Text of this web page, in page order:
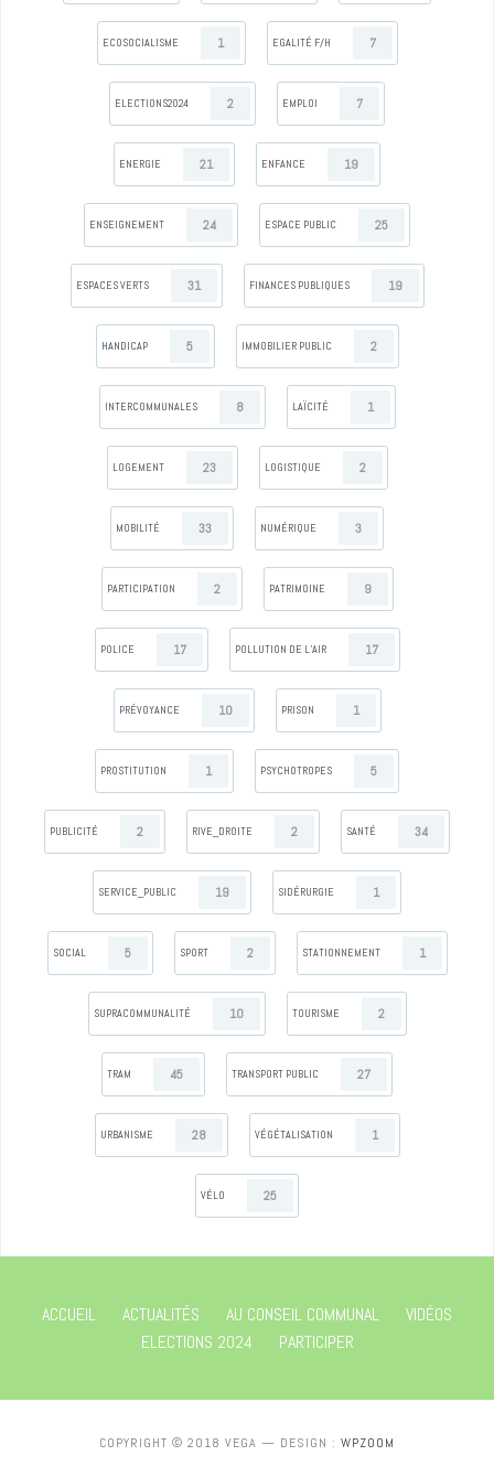
ECOSOCIALISME 1 EGALITÉ F/H 7
ELECTIONS2024 2 EMPLOI 7
ENERGIE 21 ENFANCE 19
ENSEIGNEMENT 24 ESPACE PUBLIC 25
ESPACES VERTS 31 FINANCES PUBLIQUES 19
HANDICAP 5 IMMOBILIER PUBLIC 2
INTERCOMMUNALES 8 LAÏCITÉ 1
LOGEMENT 23 LOGISTIQUE 2
MOBILITÉ 33 NUMÉRIQUE 3
PARTICIPATION 2 PATRIMOINE 9
POLICE 17 POLLUTION DE L’AIR 17
PRÉVOYANCE 10 PRISON 1
PROSTITUTION 1 PSYCHOTROPES 5
PUBLICITÉ 2 RIVE_DROITE 2 SANTÉ 34
SERVICE_PUBLIC 19 SIDÉRURGIE 1
SOCIAL 5 SPORT 2 STATIONNEMENT 1
SUPRACOMMUNALITÉ 10 TOURISME 2
TRAM 45 TRANSPORT PUBLIC 27
URBANISME 28 VÉGÉTALISATION 1
VÉLO 25
ACCUEIL ACTUALITÉS AU CONSEIL COMMUNAL
VIDÉOS
ELECTIONS 2024
PARTICIPER
COPYRIGHT © 2018 VEGA — DESIGN : WPZOOM